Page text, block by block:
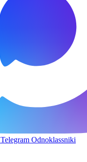
Telegram Odnoklassniki